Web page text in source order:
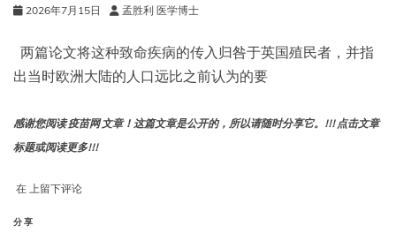
2026年7月15日 孟胜利 医学博士
两篇论文将这种致命疾病的传入归咎于英国殖民者，并指
出当时欧洲大陆的人口远比之前认为的要
感谢您阅读 疫苗网 文章！这篇文章是公开的，所以请随时分享它。!!! 点击文章
标题或阅读更多!!!
在 英
“第
上留下评论
分享